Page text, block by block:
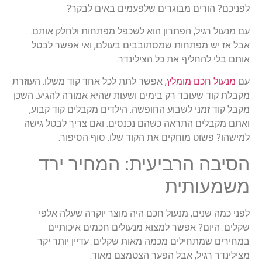
לפניכם? הורים מבוגרים שלפעמים באים לבקר?
עם מנעול רגיל, הפתרון הוא לשכפל מפתחות ולחלק אותם.
אבל אז יש מפתחות שמסתובבים בעולם, ואי אפשר לבטל
אותם בלי להחליף את כל הצילינדר.
עם מנעול חכם מומלץ, אפשר לתת לכל אחד קוד משלו. העוזרת
מקבלת קוד שעובד רק בימים ושעות שהיא אמורה להגיע. השכן
מקבל קוד זמני לשבוע החופשה. הילדים מקבלים קוד קבוע,
ואתם מקבלים התראה כשהם נכנסים. ואם צריך לבטל גישה
למישהו? פשוט מוחקים את הקוד שלו. סוף הסיפור.
הסיבה הרביעית: המחיר ירד
משמעותית
לפני כמה שנים, מנעול חכם היה מוצר יוקרה שעלה אלפי
שקלים. היום? אפשר למצוא מנעולים חכמים איכותיים
במחירים שמתחילים מכמה מאות שקלים. עדיין יותר יקר
מצילינדר רגיל, אבל הפער הצטמצם מאוד.